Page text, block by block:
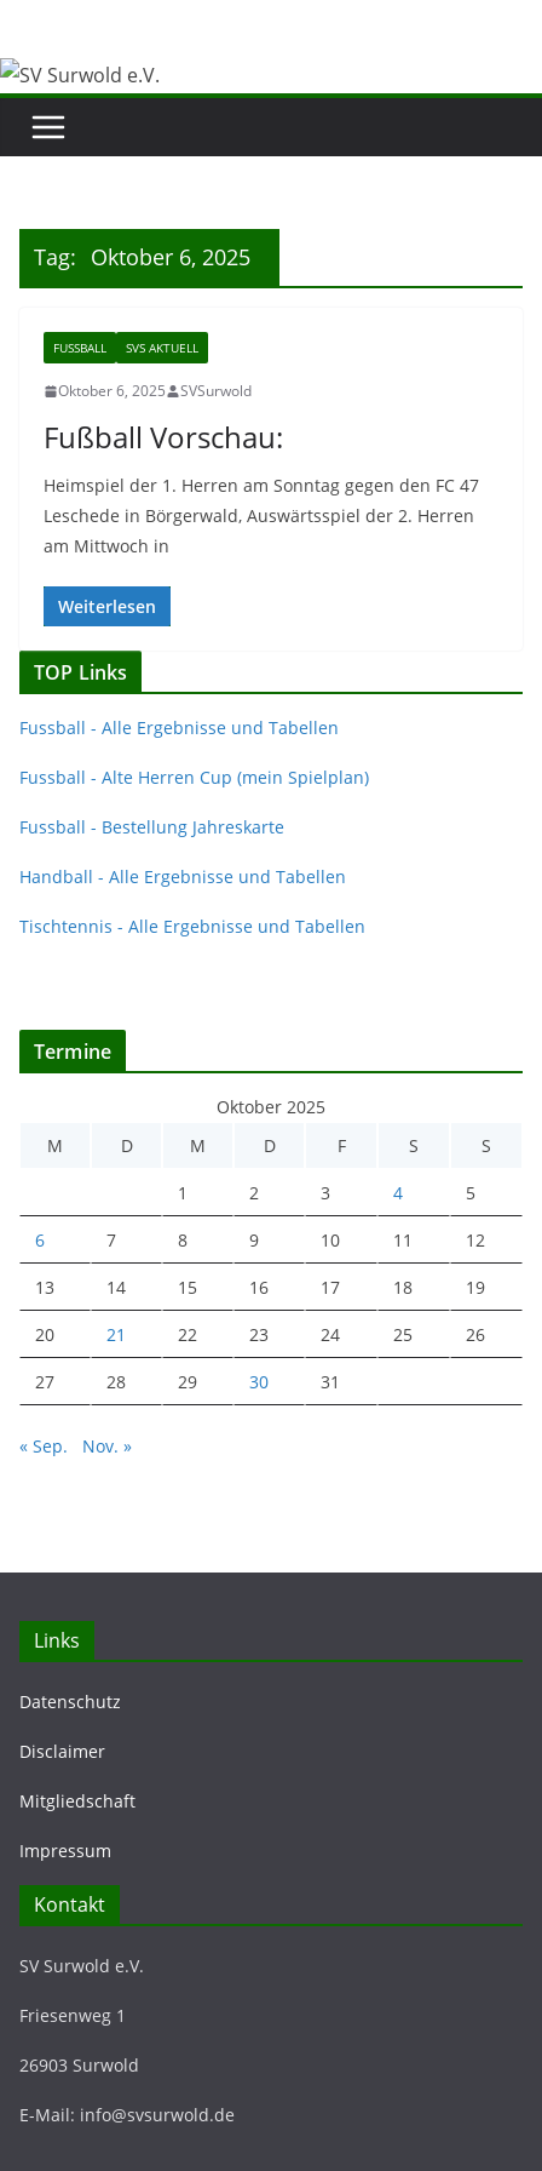
springen
Tag: Oktober 6, 2025
FUSSBALL SVS AKTUELL
Oktober 6, 2025 SVSurwold
Fußball Vorschau:
Heimspiel der 1. Herren am Sonntag gegen den FC 47
Leschede in Börgerwald, Auswärtsspiel der 2. Herren
am Mittwoch in
Weiterlesen
TOP Links
Fussball - Alle Ergebnisse und Tabellen
Fussball - Alte Herren Cup (mein Spielplan)
Fussball - Bestellung Jahreskarte
Handball - Alle Ergebnisse und Tabellen
Tischtennis - Alle Ergebnisse und Tabellen
Termine
Oktober 2025
M
D M D F S S
1 2 3 4 5
6 7 8 9 10 11 12
13 14 15 16 17 18 19
20 21 22 23 24 25 26
27 28 29 30 31
« Sep. Nov. »
Links
Datenschutz
Disclaimer
Mitgliedschaft
Impressum
Kontakt
SV Surwold e.V.
Friesenweg 1
26903 Surwold
E-Mail: info@svsurwold.de